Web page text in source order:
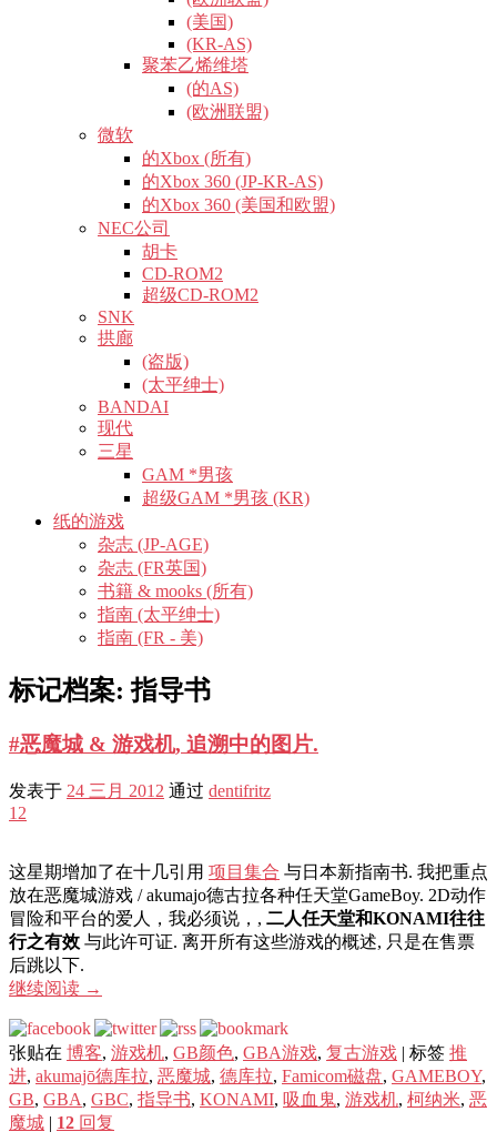
(美国)
(KR-AS)
聚苯乙烯维塔
(的AS)
(欧洲联盟)
微软
的Xbox (所有)
的Xbox 360 (JP-KR-AS)
的Xbox 360 (美国和欧盟)
NEC公司
胡卡
CD-ROM2
超级CD-ROM2
SNK
拱廊
(盗版)
(太平绅士)
BANDAI
现代
三星
GAM *男孩
超级GAM *男孩 (KR)
纸的游戏
杂志 (JP-AGE)
杂志 (FR英国)
书籍 & mooks (所有)
指南 (太平绅士)
指南 (FR - 美)
标记档案:指导书
#恶魔城 & 游戏机, 追溯中的图片.
发表于 24 三月 2012 通过 dentifritz
12
这星期增加了在十几引用 项目集合 与日本新指南书. 我把重点
放在恶魔城游戏 / akumajo德古拉各种任天堂GameBoy. 2D动作
冒险和平台的爱人，我必须说，, 二人任天堂和KONAMI往往
行之有效 与此许可证. 离开所有这些游戏的概述, 只是在售票
后跳以下.
继续阅读 →
张贴在 博客, 游戏机, GB颜色, GBA游戏, 复古游戏 | 标签 推
进, akumajō德库拉, 恶魔城, 德库拉, Famicom磁盘, GAMEBOY,
GB, GBA, GBC, 指导书, KONAMI, 吸血鬼, 游戏机, 柯纳米, 恶
魔城 | 12 回复